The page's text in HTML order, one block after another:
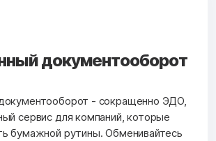
документооборот
- сокращенно ЭДО,
сервис для компаний, которые
бумажной рутины. Обменивайтесь